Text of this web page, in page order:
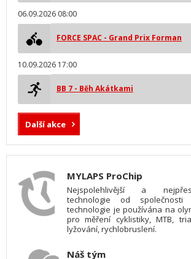
06.09.2026 08:00
FORCE SPAC - Grand Prix Forman
10.09.2026 17:00
BB 7 - Běh Akátkami
Další akce
MYLAPS ProChip
Nejspolehlivější a
technologie od společnosti
technologie je používána na
pro měření cyklistiky, MTB,
lyžování, rychlobruslení.
Náš tým